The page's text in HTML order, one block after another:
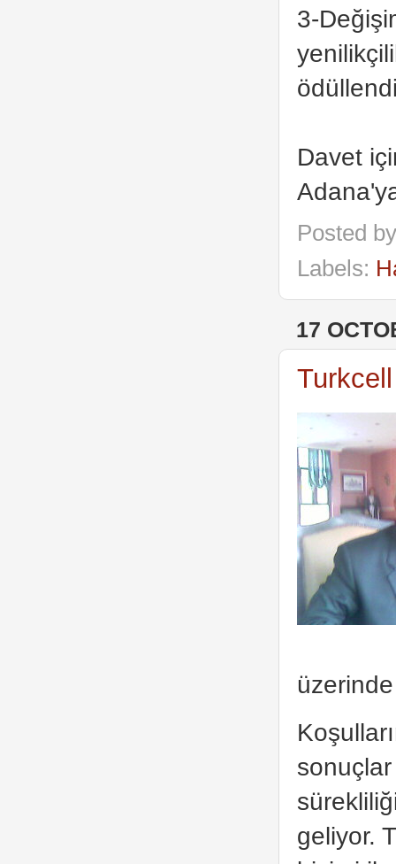
3-
Davet
Posted
Labels:
17
geliyor.